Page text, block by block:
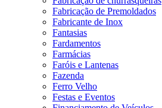
Fabricação de Premoldados
Fabricante de Inox
Fantasias
Fardamentos
Farmácias
Faróis e Lantenas
Fazenda
Ferro Velho
Festas e Eventos